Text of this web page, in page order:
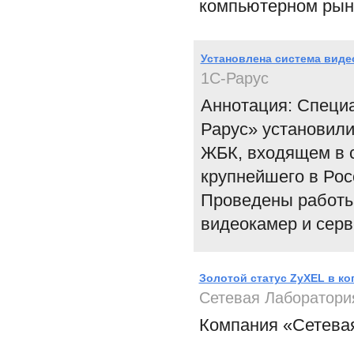
компьютерном
Установлена система
1С-Рарус
Аннотация:
Рарус»
ЖБК, входящем в
крупнейшего в
Проведены
видеокамер и
Золотой статус ZyXEL в
Сетевая
Компания